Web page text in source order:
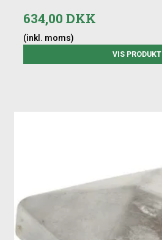
634,00 DKK
(inkl. moms)
VIS PRODUKT